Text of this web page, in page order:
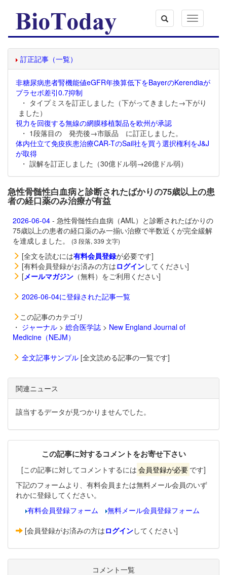
Toggle
navigation
訂正記事（一覧）
非糖尿病患者腎機能値eGFR年換算低下をBayerのKerendiaが
プラセボ差引0.7抑制
・ タイプミスを訂正しました（下がってきました→下がり
ました）
視力を回復する無線の網膜移植製品を欧州が承認
・ 1段落目の 発売後→市販品 に訂正しました。
体内仕立て免疫疾患治療CAR-TのSail社を買う選択権利をJ&J
が取得
・ 誤解を訂正しました（30億ドル弱→26億ドル弱）
急性骨髄性白血病と診断されたばかりの75歳以上の患
者の経口薬のみ治療が有益
2026-06-04 - 急性骨髄性白血病（AML）と診断されたばかりの
75歳以上の患者の経口薬のみ一揃い治療で半数近くが完全緩解
を達成しました。
(3 段落, 339 文字)
[全文を読むには有料会員登録が必要です]
[有料会員登録がお済みの方はログインしてください]
[メールマガジン （無料）をご利用ください]
2026-06-04に登録された記事一覧
この記事のカテゴリ
・ ジャーナル > 総合医学誌 > New England Journal of
Medicine（NEJM）
全文記事サンプル [全文読める記事の一覧です]
関連ニュース
該当するデータが見つかりませんでした。
この記事に対するコメントをお寄せ下さい
[この記事に対してコメントするには 会員登録が必要 です]
下記のフォームより、有料会員または無料メール会員のいず
れかに登録してください。
有料会員登録フォーム
無料メール会員登録フォーム
[会員登録がお済みの方はログインしてください]
コメント一覧